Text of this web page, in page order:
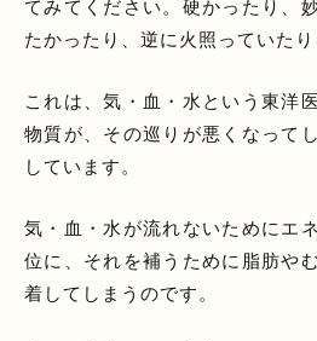
てみてください。硬かったり、
たかったり、逆に火照っていたり
これは、気・血・水という東洋
物質が、その巡りが悪くなって
しています。
気・血・水が流れないためにエ
位に、それを補うために脂肪や
着してしまうのです。